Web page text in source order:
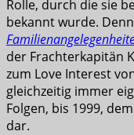
Rolle, durch die sie
bekannt wurde.
der Frachterkapitän
zum Love Interest
gleichzeitig immer
Folgen, bis 1999,
dar.